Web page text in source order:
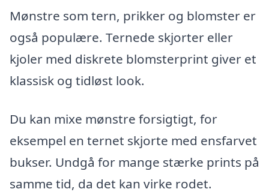
Mønstre som tern, prikker og blomster er
også populære. Ternede skjorter eller
kjoler med diskrete blomsterprint giver et
klassisk og tidløst look.
Du kan mixe mønstre forsigtigt, for
eksempel en ternet skjorte med ensfarvet
bukser. Undgå for mange stærke prints på
samme tid, da det kan virke rodet.